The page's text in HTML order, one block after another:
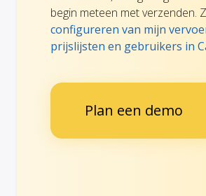
begin meteen met verzenden.
configureren van mijn
prijslijsten en gebruikers in
Plan een demo